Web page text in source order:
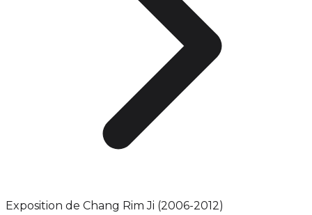
Exposition de Chang Rim Ji (2006-2012)